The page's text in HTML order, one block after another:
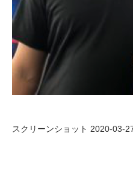
スクリーンショット 2020-03-